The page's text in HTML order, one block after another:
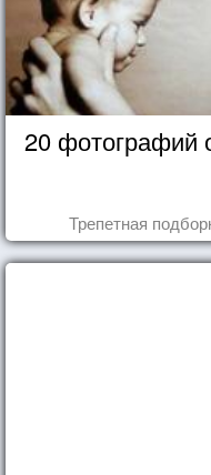
20 фотографий
Трепетная